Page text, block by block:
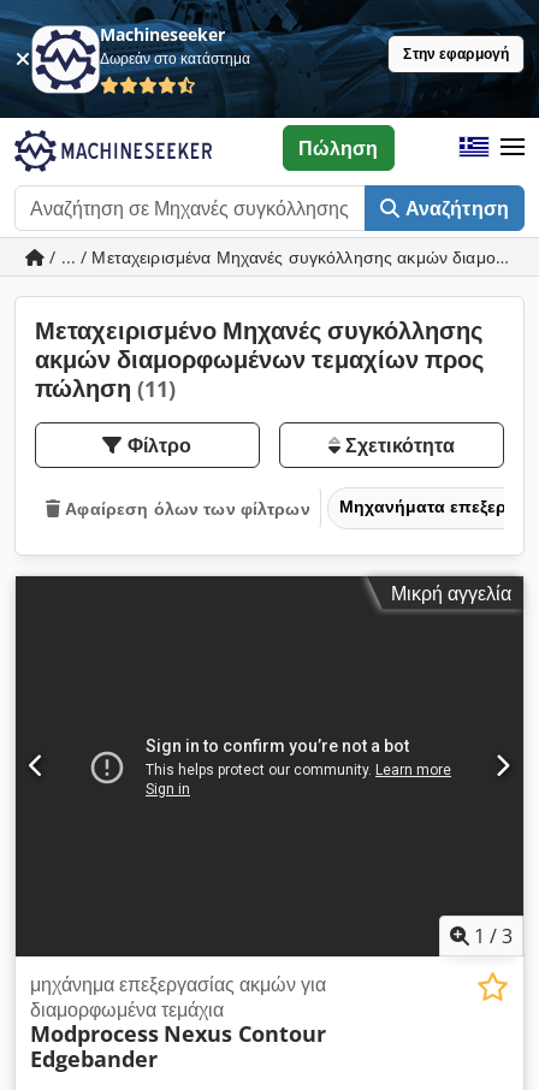
Machineseeker
Δωρεάν στο κατάστημα Στην εφαρμογή
Αναζήτηση
Πώληση
/ ... / Μεταχειρισμένα Μηχανές συγκόλλησης ακμών
Μεταχειρισμένο Μηχανές συγκόλλησης
ακμών διαμορφωμένων τεμαχίων προς
πώληση (11)
Φίλτρο Σχετικότητα
Αφαίρεση όλων των φίλτρων Μηχανήματα
Μικρή αγγελία
1 /3
μηχάνημα επεξεργασίας ακμών για
διαμορφωμένα τεμάχια
Modprocess Nexus Contour
Edgebander